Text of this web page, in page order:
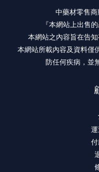
中藥材零售
『本網站上出售
本網站之內容旨在告
本網站所載內容及資料僅
防任何疾病，並